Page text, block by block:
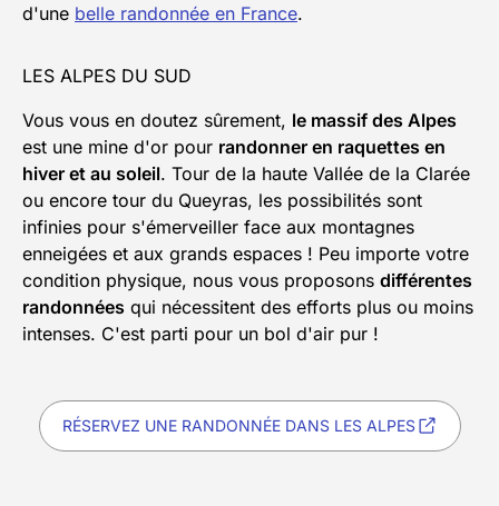
d'une belle randonnée en France.
LES ALPES DU SUD
Vous vous en doutez sûrement, le massif des Alpes
est une mine d'or pour randonner en raquettes en
hiver et au soleil. Tour de la haute Vallée de la Clarée
ou encore tour du Queyras, les possibilités sont
infinies pour s'émerveiller face aux montagnes
enneigées et aux grands espaces ! Peu importe votre
condition physique, nous vous proposons différentes
randonnées qui nécessitent des efforts plus ou moins
intenses. C'est parti pour un bol d'air pur !
RÉSERVEZ UNE RANDONNÉE DANS LES ALPES